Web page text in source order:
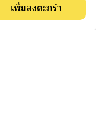
เพิ่มลงตะกร้า